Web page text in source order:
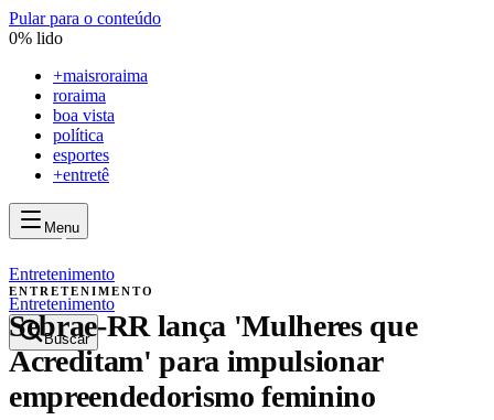
Pular para o conteúdo
0% lido
+maisroraima
roraima
boa vista
política
esportes
+entretê
Menu
maisroraima
maisroraima
Entretenimento
Buscar
Entretenimento
ENTRETENIMENTO
Sebrae-RR lança 'Mulheres que
Acreditam' para impulsionar
empreendedorismo feminino